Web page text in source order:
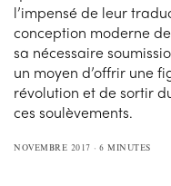
l’impensé de leur
conception moderne
sa nécessaire
un moyen d’offrir une
révolution et de sortir
ces soulèvements.
NOVEMBRE 2017 6 MINUTES